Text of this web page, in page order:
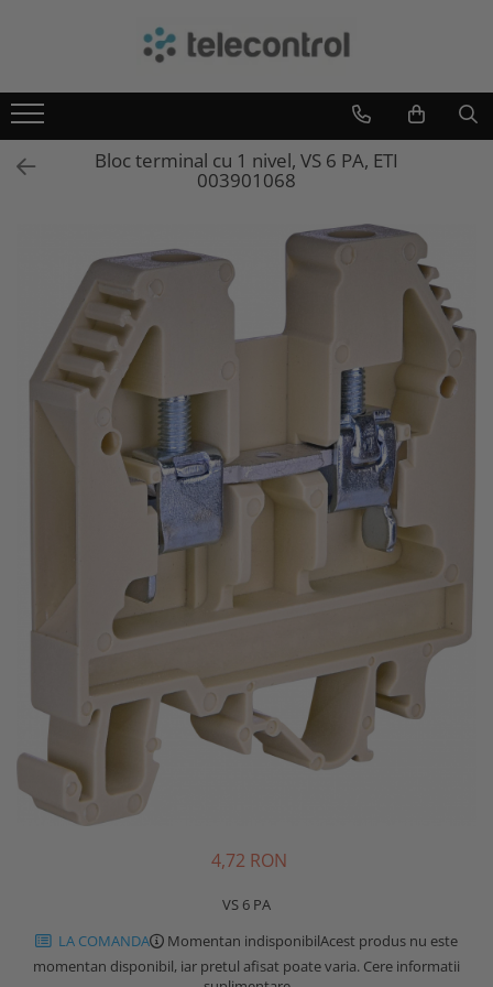
Teleco Automation
Teletask
Artsound
Bloc terminal cu 1 nivel, VS 6 PA, ETI
003901068
4,72 RON
VS 6 PA
LA COMANDA
Momentan indisponibilAcest produs nu este
momentan disponibil, iar pretul afisat poate varia. Cere informatii